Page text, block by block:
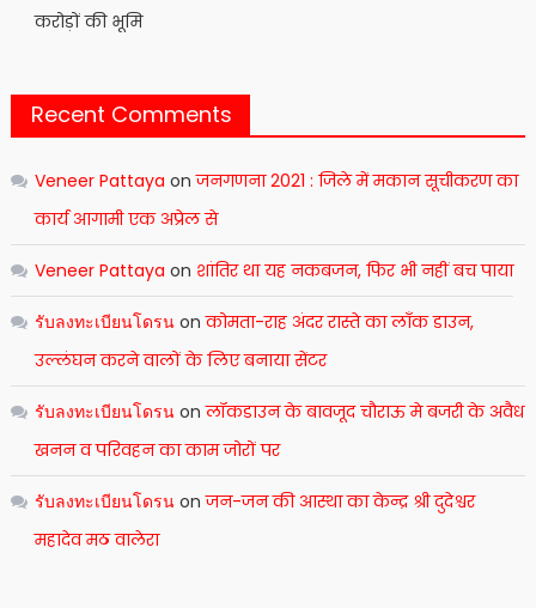
करोड़ों की भूमि
Recent Comments
Veneer Pattaya onजनगणना 2021 : जिले में मकान सूचीकरण का
कार्य आगामी एक अप्रेल से
Veneer Pattaya on शांतिर था यह नकबजन, फिर भी नहीं बच पाया
รับลงทะเบียนโดรนonकोमता-राह अंदर रास्ते का लाँक डाउन,
उल्लंघन करने वालों के लिए बनाया सेंटर
รับลงทะเบียนโดรนonलॉकडाउन के बावजूद चौराऊ मे बजरी के अवैध
खनन व परिवहन का काम जोरों पर
รับลงทะเบียนโดรนonजन-जन की आस्था का केन्द्र श्री दुदेश्वर
महादेव मठ वालेरा